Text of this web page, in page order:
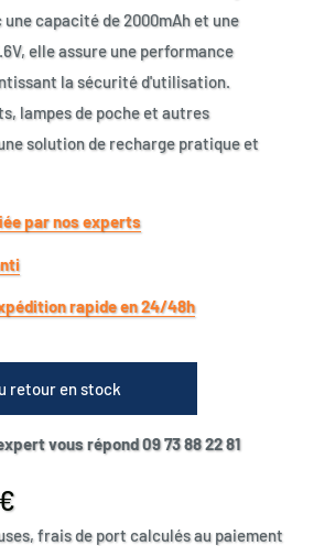
capacité de 2000mAh et une
elle assure une performance
la sécurité d'utilisation.
lampes de poche et autres
solution de recharge pratique et
par nos experts
rapide en 24/48h
retour en stock
vous répond 09 73 88 22 81
frais de port calculés au paiement